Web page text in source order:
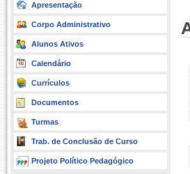
Apresentação
Corpo Administrativo
Alunos Ativos
Calendário
Currículos
Documentos
Turmas
Trab. de Conclusão de Curso
Projeto Político Pedagógico